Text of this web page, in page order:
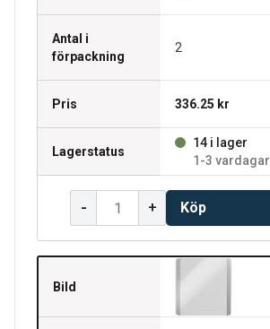
Antal i
förpackning
2
Pris 336.25 kr
Lagerstatus
14 i lager
1-3 vardagar
- + Köp
Bild